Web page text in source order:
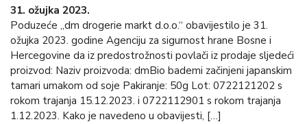
31. ožujka 2023.
Poduzeće „dm drogerie markt d.o.o.“ obavijestilo je 31.
ožujka 2023. godine Agenciju za sigurnost hrane Bosne i
Hercegovine da iz predostrožnosti povlači iz prodaje sljedeći
proizvod: Naziv proizvoda: dmBio bademi začinjeni japanskim
tamari umakom od soje Pakiranje: 50g Lot: 0722121202 s
rokom trajanja 15.12.2023. i 0722112901 s rokom trajanja
1.12.2023. Kako je navedeno u obavijesti, […]